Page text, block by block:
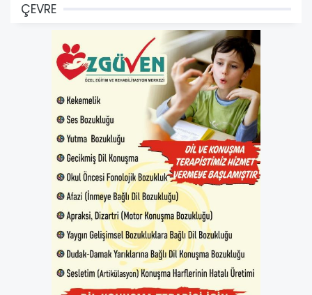
ÇEVRE